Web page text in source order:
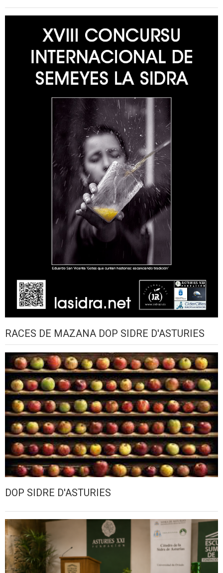
RACES DE MAZANA DOP SIDRE D'ASTURIES
DOP SIDRE D'ASTURIES